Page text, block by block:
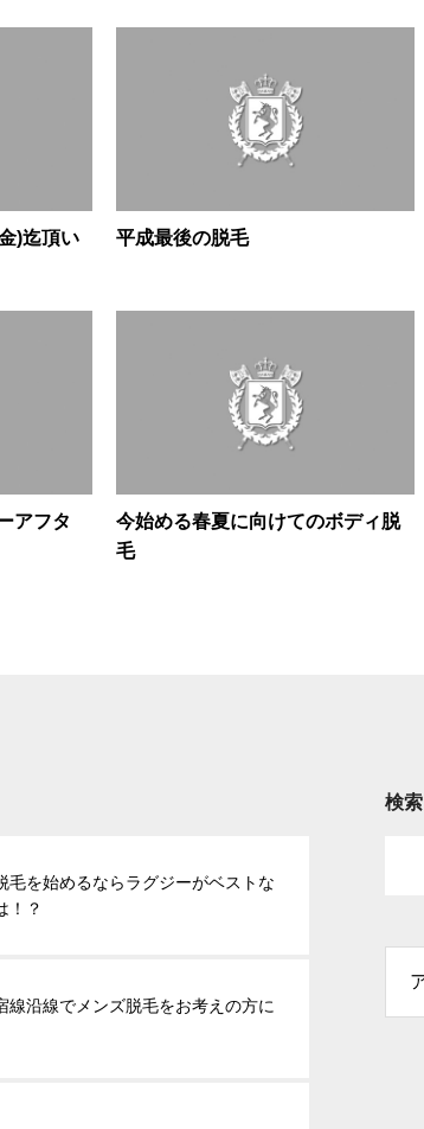
)迄頂い
平成最後の脱毛
アフタ
今始める春夏に向けてのボディ脱
毛
毛を始めるならラグジーがベストな
！？
線沿線でメンズ脱毛をお考えの方に
検索